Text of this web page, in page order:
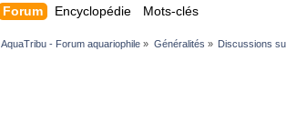
Forum Encyclopédie Mots-clés
AquaTribu - Forum aquariophile » Généralités » Discussions